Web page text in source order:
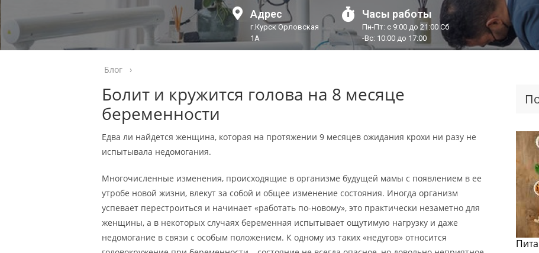
Адрес
г.Курск Орловская
1А
Часы работы
Пн-Пт: с 9:00 до 21:00 Сб
-Вс: 10:00 до 17:00
Блог ›
Болит и кружится голова на 8 месяце
беременности
Едва ли найдется женщина, которая на протяжении 9 месяцев ожидания крохи ни разу не
испытывала недомогания.
Многочисленные изменения, происходящие в организме будущей мамы с появлением в ее
утробе новой жизни, влекут за собой и общее изменение состояния. Иногда организм
успевает перестроиться и начинает «работать по-новому», это практически незаметно для
женщины, а в некоторых случаях беременная испытывает ощутимую нагрузку и даже
недомогание в связи с особым положением. К одному из таких «недугов» относится